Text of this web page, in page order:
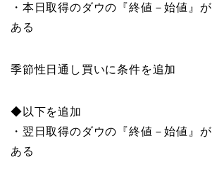
・ 本日取得のダウの『終値－始値』が
ある
季節性日通し買いに条件を追加
◆以下を追加
・翌日取得のダウの『終値－始値』が
ある